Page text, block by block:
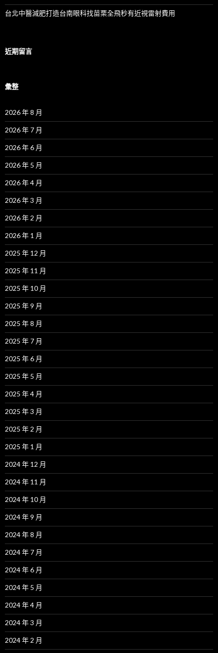
台北中醫減肥打造台南眼科找苗栗全飛秒有近視雷射費用
近期留言
彙整
2026 年 8 月
2026 年 7 月
2026 年 6 月
2026 年 5 月
2026 年 4 月
2026 年 3 月
2026 年 2 月
2026 年 1 月
2025 年 12 月
2025 年 11 月
2025 年 10 月
2025 年 9 月
2025 年 8 月
2025 年 7 月
2025 年 6 月
2025 年 5 月
2025 年 4 月
2025 年 3 月
2025 年 2 月
2025 年 1 月
2024 年 12 月
2024 年 11 月
2024 年 10 月
2024 年 9 月
2024 年 8 月
2024 年 7 月
2024 年 6 月
2024 年 5 月
2024 年 4 月
2024 年 3 月
2024 年 2 月